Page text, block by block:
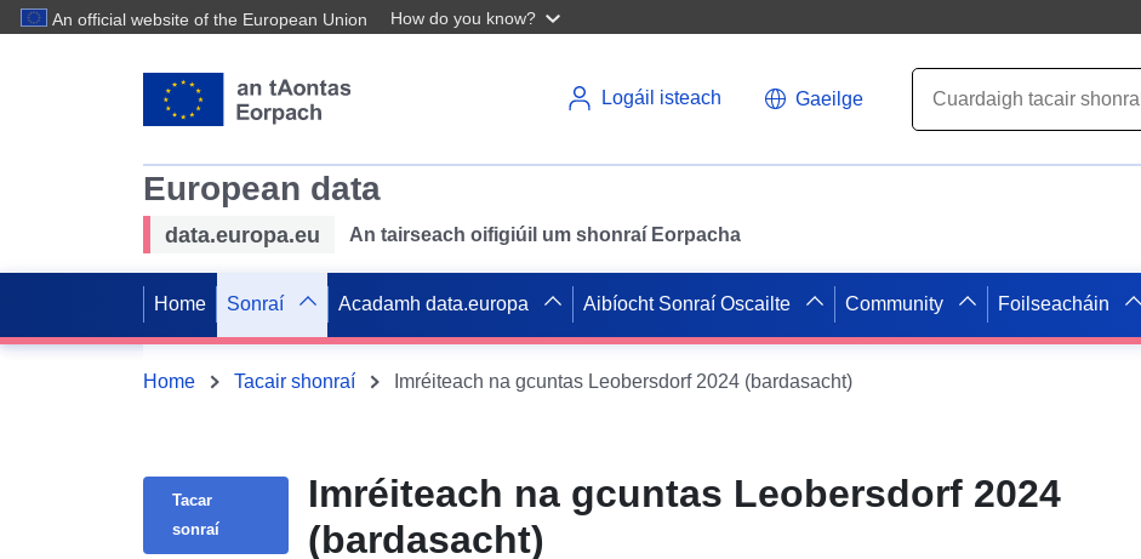
An official website of the European Union How do you know?
Logáil isteach Gaeilge
European data
data.europa.eu An tairseach oifigiúil um shonraí Eorpacha
Home Sonraí Acadamh data.europa Aibíocht Sonraí Oscailte Community Foilseacháin
Home Tacair shonraí Imréiteach na gcuntas Leobersdorf 2024 (bardasacht)
Tacar
sonraí
Imréiteach na gcuntas Leobersdorf 2024
(bardasacht)